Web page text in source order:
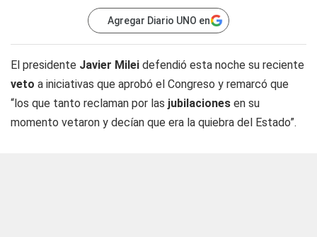
Agregar Diario UNO en
El presidente Javier Milei defendió esta noche su reciente
veto a iniciativas que aprobó el Congreso y remarcó que
“los que tanto reclaman por las jubilaciones en su
momento vetaron y decían que era la quiebra del Estado”.